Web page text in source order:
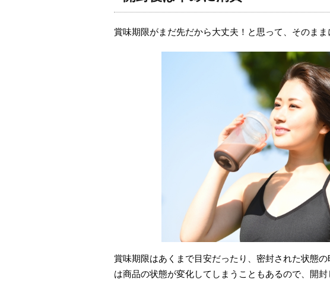
賞味期限がまだ先だから大丈夫！と思って、そのま
賞味期限はあくまで目安だったり、密封された状態
は商品の状態が変化してしまうこともあるので、開